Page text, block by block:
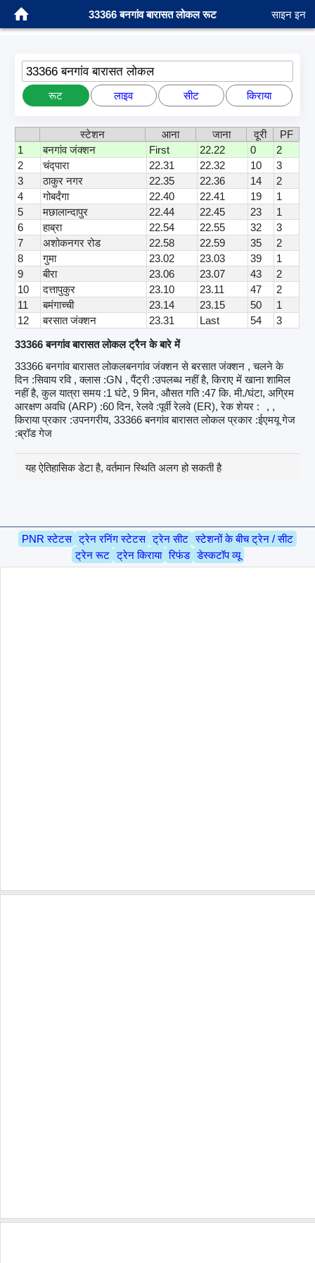
33366 बनगांव बारासत लोकल रूट साइन इन
33366 बनगांव बारासत लोकल
रूट लाइव सीट किराया
स्टेशन आना जाना दूरी
PF
1
बनगांव जंक्शन First 22.22 0
2
2
चंद्पारा 22.31 22.32 10
3
3
ठाकुर नगर 22.35 22.36 14
2
4
गोबर्दंगा 22.40 22.41 19
1
5
मछालान्दापुर 22.44 22.45 23
1
6
हाब्रा 22.54 22.55 32
3
7
अशोकनगर रोड 22.58 22.59 35
2
8
गुमा 23.02 23.03 39
1
9
बीरा 23.06 23.07 43
2
10
दत्तापुकुर 23.10 23.11 47
2
11
बमंगाच्ची 23.14 23.15 50
1
12
बरसात जंक्शन 23.31 Last 54
3
33366 बनगांव बारासत लोकल ट्रैन के बारे में
33366 बनगांव बारासत लोकलबनगांव जंक्शन से बरसात जंक्शन , चलने के
दिन :सिवाय रवि , क्लास :GN , पैंट्री :उपलब्ध नहीं है, किराए में खाना शामिल
नहीं है, कुल यात्रा समय :1 घंटे, 9 मिन, औसत गति :47 कि. मी./घंटा, अग्रिम
आरक्षण अवधि (ARP) :60 दिन, रेलवे :पूर्वी रेलवे (ER), रेक शेयर :
, ,
किराया प्रकार :उपनगरीय, 33366 बनगांव बारासत लोकल प्रकार :ईएमयू गेज
:ब्रॉड गेज
यह ऐतिहासिक डेटा है, वर्तमान स्थिति अलग हो सकती है
PNR स्टेटस ट्रेन रनिंग स्टेटस ट्रेन सीट स्टेशनों के बीच ट्रेन / सीट
ट्रेन रूट ट्रेन किराया रिफंड डेस्कटॉप व्यू